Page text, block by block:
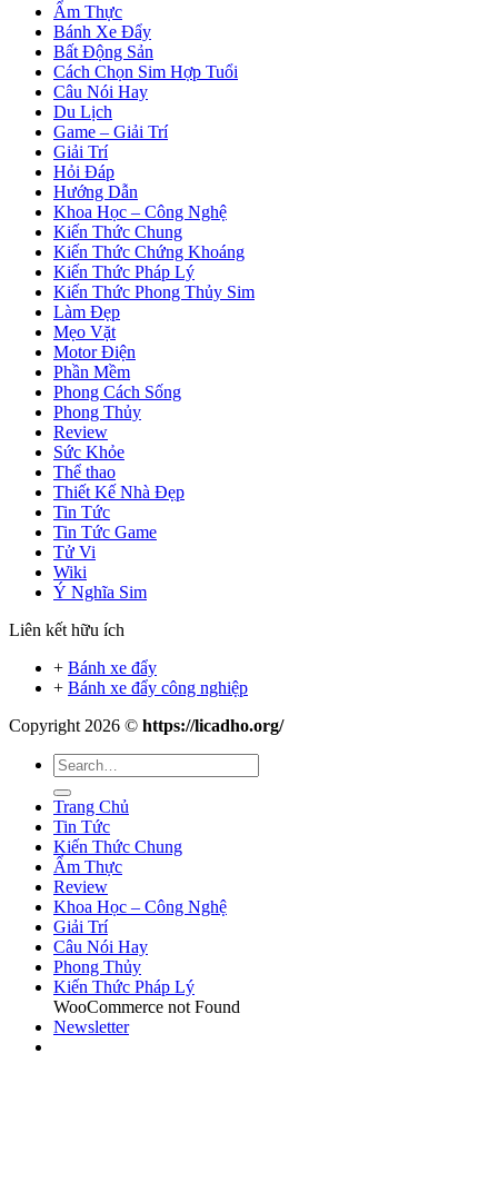
Ẩm Thực
Bánh Xe Đẩy
Bất Động Sản
Cách Chọn Sim Hợp Tuổi
Câu Nói Hay
Du Lịch
Game – Giải Trí
Giải Trí
Hỏi Đáp
Hướng Dẫn
Khoa Học – Công Nghệ
Kiến Thức Chung
Kiến Thức Chứng Khoáng
Kiến Thức Pháp Lý
Kiến Thức Phong Thủy Sim
Làm Đẹp
Mẹo Vặt
Motor Điện
Phần Mềm
Phong Cách Sống
Phong Thủy
Review
Sức Khỏe
Thể thao
Thiết Kế Nhà Đẹp
Tin Tức
Tin Tức Game
Tử Vi
Wiki
Ý Nghĩa Sim
Liên kết hữu ích
+ Bánh xe đẩy
+ Bánh xe đẩy công nghiệp
Copyright 2026 © https://licadho.org/
Trang Chủ
Tin Tức
Kiến Thức Chung
Ẩm Thực
Review
Khoa Học – Công Nghệ
Giải Trí
Câu Nói Hay
Phong Thủy
Kiến Thức Pháp Lý
WooCommerce not Found
Newsletter